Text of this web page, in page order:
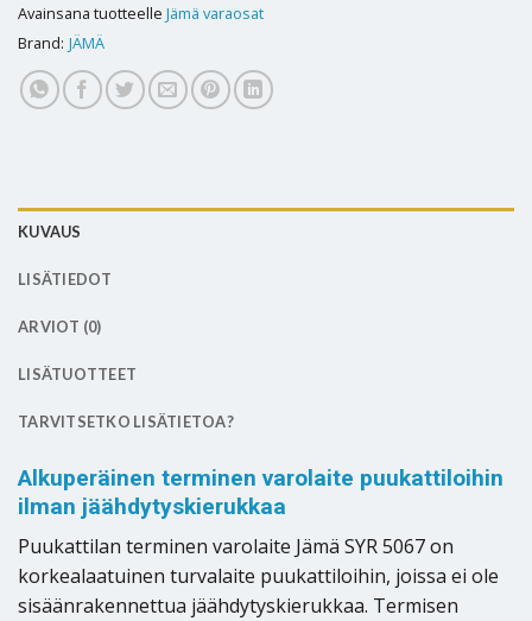
Avainsana tuotteelle Jämä varaosat
Brand: JÄMÄ
KUVAUS
LISÄTIEDOT
ARVIOT (0)
LISÄTUOTTEET
TARVITSETKO LISÄTIETOA?
Alkuperäinen terminen varolaite puukattiloihin
ilman jäähdytyskierukkaa
Puukattilan terminen varolaite Jämä SYR 5067 on
korkealaatuinen turvalaite puukattiloihin, joissa ei ole
sisäänrakennettua jäähdytyskierukkaa. Termisen